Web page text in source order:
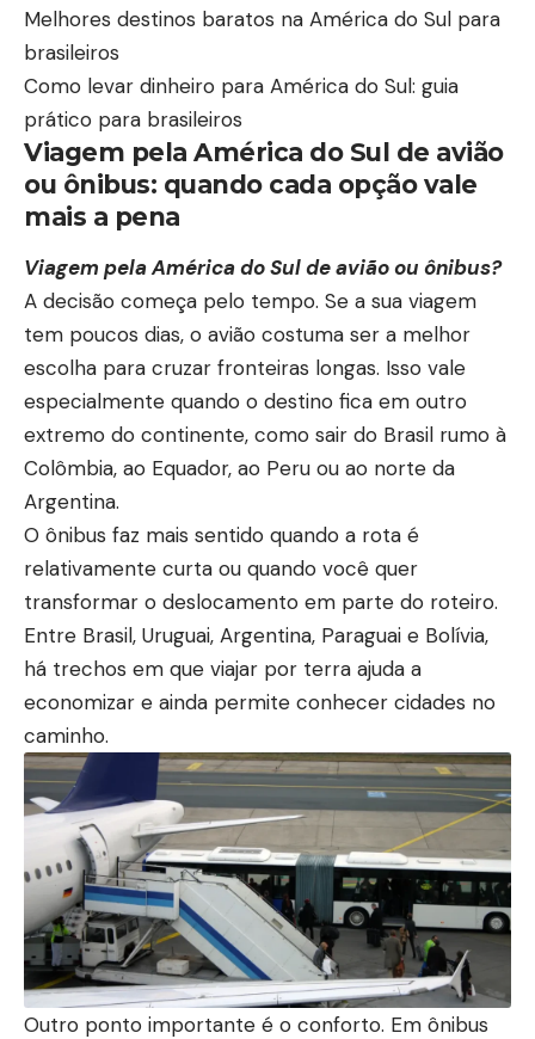
Melhores destinos baratos na América do Sul para
brasileiros
Como levar dinheiro para América do Sul: guia
prático para brasileiros
Viagem pela América do Sul de avião
ou ônibus: quando cada opção vale
mais a pena
Viagem pela América do Sul de avião ou ônibus?
A decisão começa pelo tempo. Se a sua viagem
tem poucos dias, o avião costuma ser a melhor
escolha para cruzar fronteiras longas. Isso vale
especialmente quando o destino fica em outro
extremo do continente, como sair do Brasil rumo à
Colômbia, ao Equador, ao Peru ou ao norte da
Argentina.
O ônibus faz mais sentido quando a rota é
relativamente curta ou quando você quer
transformar o deslocamento em parte do roteiro.
Entre Brasil, Uruguai, Argentina, Paraguai e Bolívia,
há trechos em que viajar por terra ajuda a
economizar e ainda permite conhecer cidades no
caminho.
Outro ponto importante é o conforto. Em ônibus